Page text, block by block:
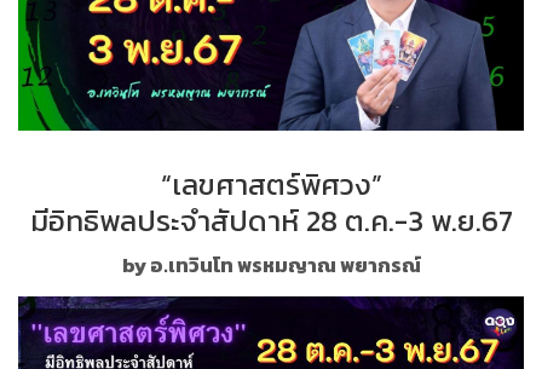
“เลขศาสตร์พิศวง”
มีอิทธิพลประจำสัปดาห์ 28 ต.ค.-3 พ.ย.67
by อ.เทวินโท พรหมญาณ พยากรณ์